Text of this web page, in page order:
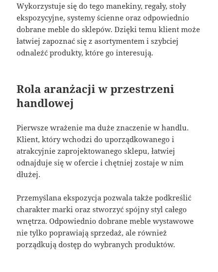
Wykorzystuje się do tego manekiny, regały, stoły
ekspozycyjne, systemy ścienne oraz odpowiednio
dobrane meble do sklepów. Dzięki temu klient może
łatwiej zapoznać się z asortymentem i szybciej
odnaleźć produkty, które go interesują.
Rola aranżacji w przestrzeni
handlowej
Pierwsze wrażenie ma duże znaczenie w handlu.
Klient, który wchodzi do uporządkowanego i
atrakcyjnie zaprojektowanego sklepu, łatwiej
odnajduje się w ofercie i chętniej zostaje w nim
dłużej.
Przemyślana ekspozycja pozwala także podkreślić
charakter marki oraz stworzyć spójny styl całego
wnętrza. Odpowiednio dobrane meble wystawowe
nie tylko poprawiają sprzedaż, ale również
porządkują dostęp do wybranych produktów.